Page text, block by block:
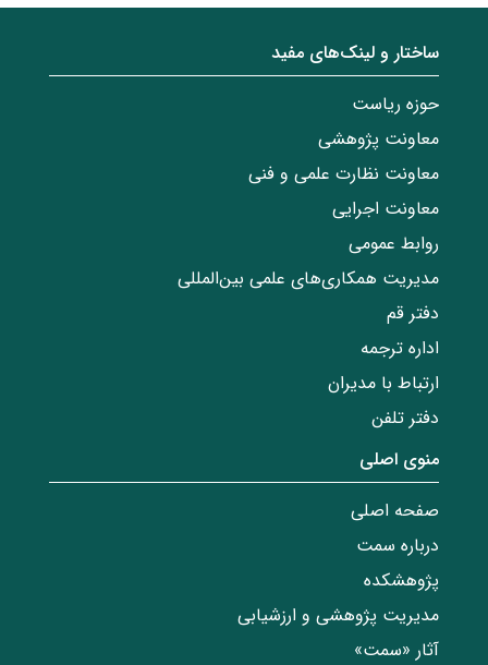
ساختار‌‌ و‌‌ لینک‌های مفید
حوزه ریاست
معاونت پژوهشی
معاونت نظارت علمی و فنی
معاونت اجرایی
روابط عمومی
مدیریت همکاری‌های علمی بین‌المللی
دفتر قم
اداره ترجمه
ارتباط با مدیران
دفتر تلفن
منوی اصلی
صفحه اصلی
درباره سمت
پژوهشکده
مدیریت پژوهشی و ارزشیابی
آثار «سمت»